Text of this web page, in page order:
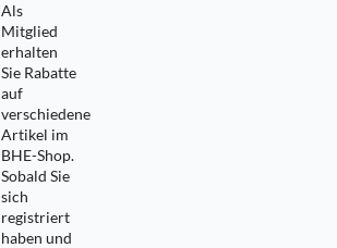
Als
Mitglied
erhalten
Sie Rabatte
auf
verschiedene
Artikel im
BHE-Shop.
Sobald Sie
sich
registriert
haben und